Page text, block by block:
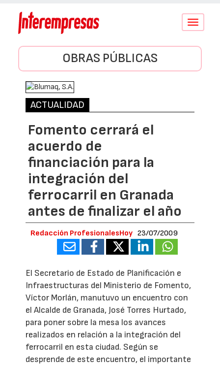
Conmutar
OBRAS PÚBLICAS
ACTUALIDAD
Fomento cerrará el
acuerdo de
financiación para la
integración del
ferrocarril en Granada
antes de finalizar el año
Redacción ProfesionalesHoy 23/07/2009
El Secretario de Estado de Planificación e
Infraestructuras del Ministerio de Fomento,
Víctor Morlán, manutuvo un encuentro con
el Alcalde de Granada, José Torres Hurtado,
para poner sobre la mesa los avances
realizados en relación a la integración del
ferrocarril en esta ciudad. Según se
desprende de este encuentro, el importante